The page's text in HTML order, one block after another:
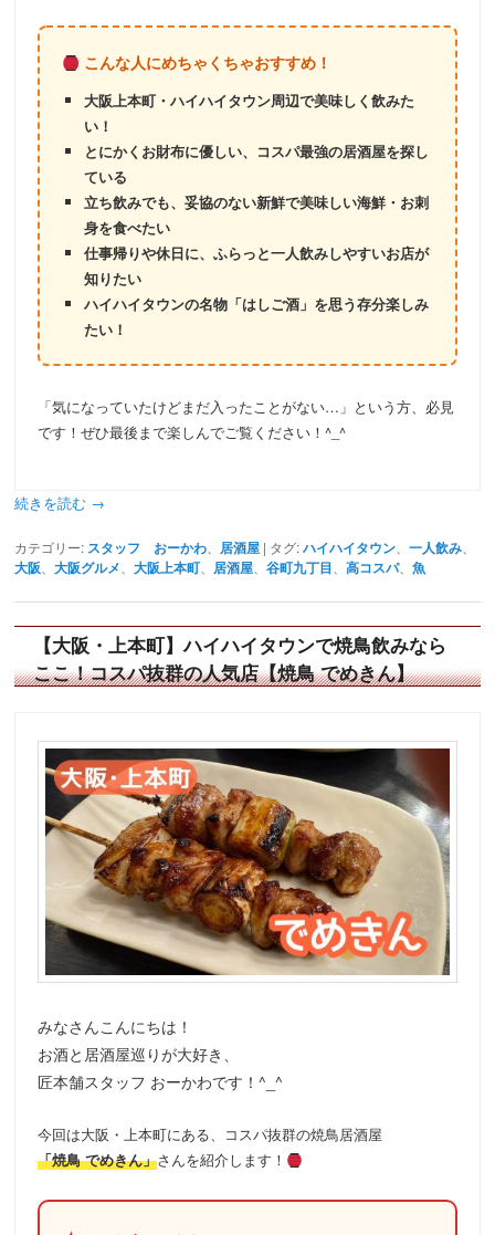
こんな人にめちゃくちゃおすすめ！
大阪上本町・ハイハイタウン周辺で美味しく飲みた
い！
とにかくお財布に優しい、コスパ最強の居酒屋を探し
ている
立ち飲みでも、妥協のない新鮮で美味しい海鮮・お刺
身を食べたい
仕事帰りや休日に、ふらっと一人飲みしやすいお店が
知りたい
ハイハイタウンの名物「はしご酒」を思う存分楽しみ
たい！
「気になっていたけどまだ入ったことがない…」という方、必見
です！ぜひ最後まで楽しんでご覧ください！^_^
続きを読む →
カテゴリー: スタッフ おーかわ、 居酒屋 | タグ: ハイハイタウン、一人飲み、
大阪、大阪グルメ、大阪上本町、 居酒屋、谷町九丁目、高コスパ、魚
【大阪・上本町】ハイハイタウンで焼鳥飲みなら
ここ！コスパ抜群の人気店【焼鳥 でめきん】
みなさんこんにちは！
お酒と居酒屋巡りが大好き、
匠本舗スタッフ おーかわです！^_^
今回は大阪・上本町にある、コスパ抜群の焼鳥居酒屋
「焼鳥 でめきん」さんを紹介します！